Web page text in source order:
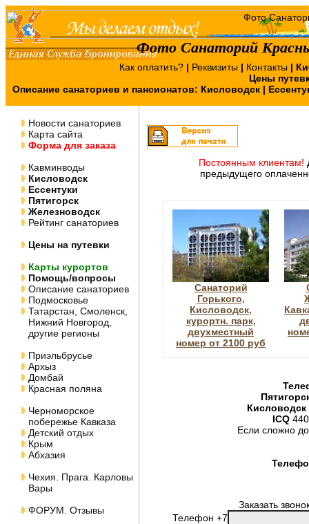
Фото Санаторий
Как оплатить? | Реквизиты | Контакты |
Цены
Описание санаториев и пансионатов: Кисловодск |
Новости санаториев
Карта сайта
Форма для заказа
Кавминводы
Кисловодск
Ессентуки
Пятигорск
Железноводск
Рейтинг санаториев
Цены на путевки
Карты курортов
Помощь/вопросы
Описание санаториев
Подмосковье
Татарстан, Смоленск,
Нижний Новгород,
другие регионы
Приэльбрусье
Архыз
Домбай
Красная поляна
Черноморское
побережье Кавказа
Детский отдых
Крым
Абхазия
Чехия. Прага. Карловы
Вары
ФОРУМ. Отзывы
Постоянным клиентам!
предыдущего
Санаторий
Горького,
Кисловодск,
курортн. парк,
двухместный
номер от 2100 руб
Кисловодск
ICQ
Если сложно
Заказать
Телефон +7